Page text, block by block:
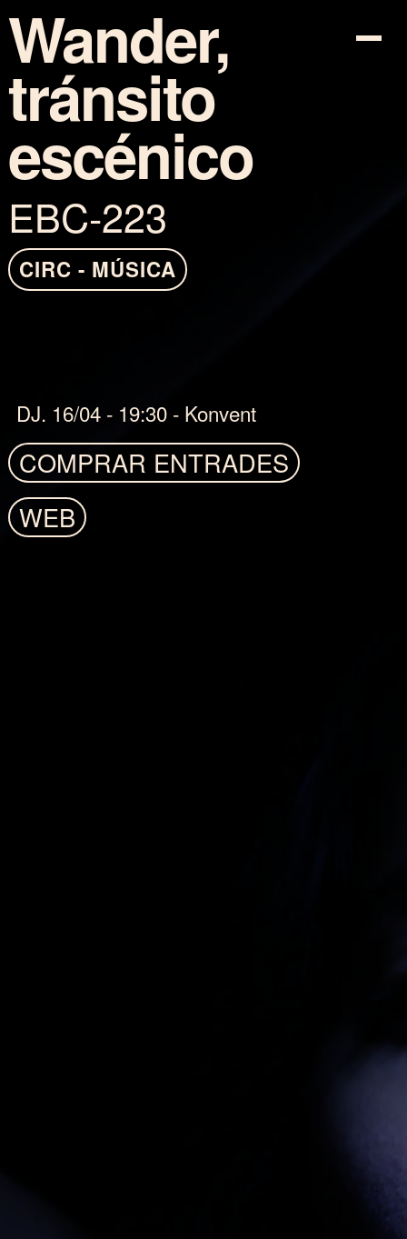
PROGRAMACIÓ
TICKETS
INFO
COTXE-SHARING
EDICIONS
ANTERIORS
Wander,
tránsito
escénico
EBC-223
CIRC - MÚSICA
DJ. 16/04 - 19:30 - Konvent
COMPRAR ENTRADES
WEB